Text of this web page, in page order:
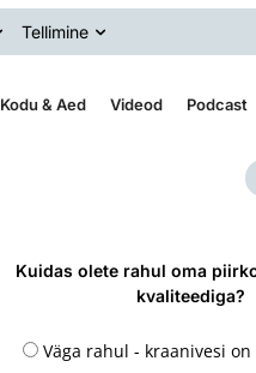
Tellimine
Kodu & Aed Videod Podcast
Kuidas olete rahul oma
kvaliteediga?
Väga rahul - kraanivesi